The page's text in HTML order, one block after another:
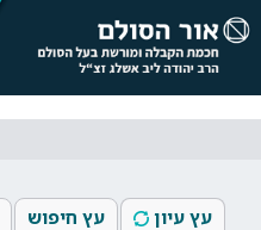
עץ עיון עץ חיפוש